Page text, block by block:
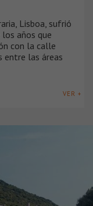
Lisboa, sufrió
años que
con la calle
entre las áreas
VER +